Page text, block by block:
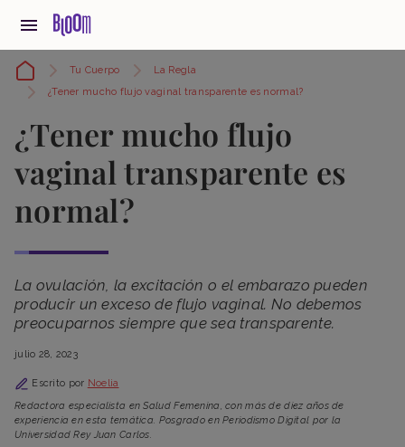
Tu Cuerpo
La Regla
¿Tener mucho flujo vaginal transparente es normal?
¿Tener mucho flujo
vaginal transparente es
normal?
La ovulación, la excitación o el embarazo pueden
producir un exceso de flujo vaginal. No debemos
preocuparnos siempre que sea transparente.
julio 28, 2023
Escrito por Noelia
Redactora especialista en Salud Femenina, con más de diez años de
experiencia en esta temática. Posgrado en Periodismo Digital por la
Universidad Rey Juan Carlos.